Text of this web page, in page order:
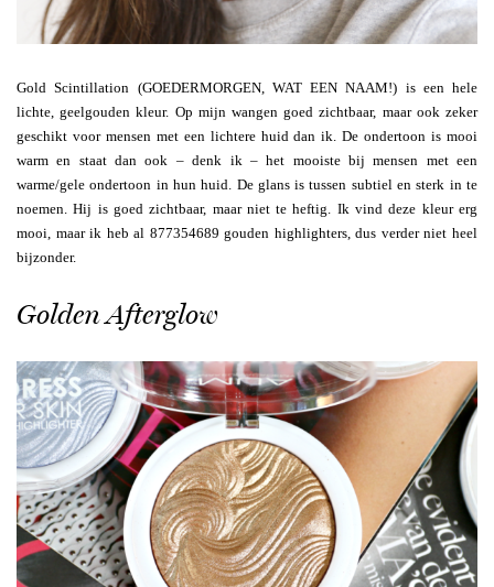
Gold Scintillation (GOEDERMORGEN, WAT EEN NAAM!) is een hele
lichte, geelgouden kleur. Op mijn wangen goed zichtbaar, maar ook zeker
geschikt voor mensen met een lichtere huid dan ik. De ondertoon is mooi
warm en staat dan ook – denk ik – het mooiste bij mensen met een
warme/gele ondertoon in hun huid. De glans is tussen subtiel en sterk in te
noemen. Hij is goed zichtbaar, maar niet te heftig. Ik vind deze kleur erg
mooi, maar ik heb al 877354689 gouden highlighters, dus verder niet heel
bijzonder.
Golden Afterglow